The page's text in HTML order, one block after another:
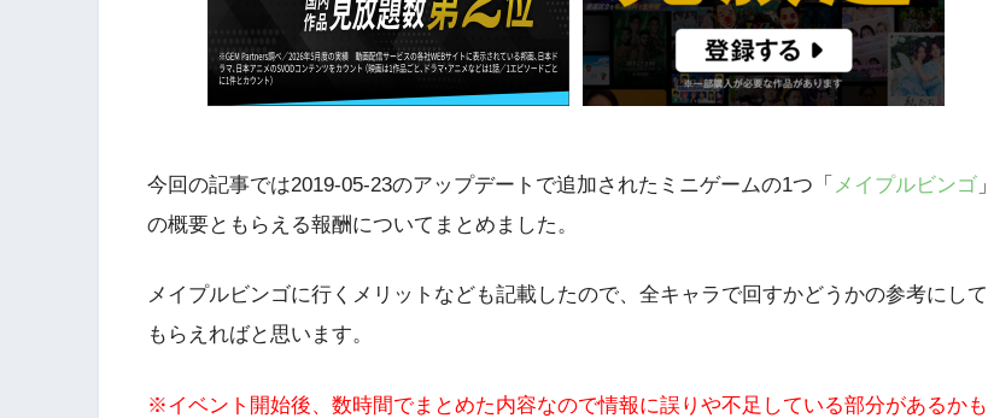
今回の記事では2019-05-23のアップデートで追加されたミニゲームの1つ「 メイプルビンゴ 」
の概要ともらえる報酬についてまとめました。
メイプルビンゴに行くメリットなども記載したので、全キャラで回すかどうかの参考にして
もらえればと思います。
※イベント開始後、数時間でまとめた内容なので情報に誤りや不足している部分があるかも